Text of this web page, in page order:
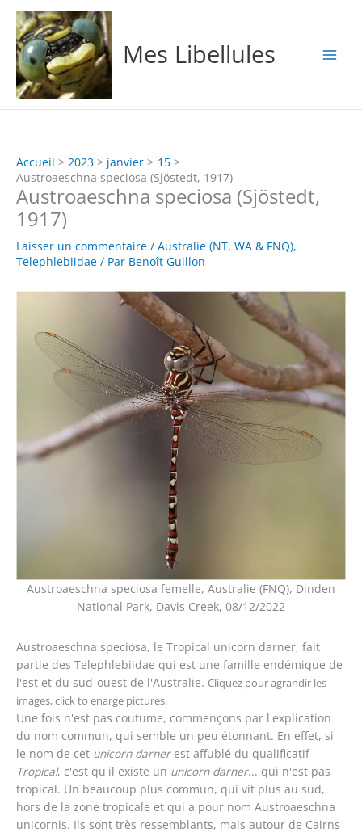
Aller
contenu
Mes Libellules
Accueil 2023 janvier
15
Austroaeschna speciosa (Sjöstedt, 1917)
Austroaeschna speciosa (Sjöstedt,
1917)
Laisser un commentaire / Australie (NT, WA & FNQ),
Telephlebiidae / Par Benoît Guillon
Austroaeschna speciosa femelle, Australie (FNQ), Dinden
National Park, Davis Creek, 08/12/2022
Austroaeschna speciosa, le Tropical unicorn darner, fait
partie des Telephlebiidae qui est une famille endémique de
l'est et du sud-ouest de l'Australie. Cliquez pour agrandir les
images, click to enarge pictures.
Une fois n'est pas coutume, commençons par l'explication
du nom commun, qui semble un peu étonnant. En effet, si
le nom de cet unicorn darnerest affublé du qualificatif
Tropical, c'est qu'il existe un unicorn darner... qui n'est pas
tropical. Un beaucoup plus commun, qui vit plus au sud,
hors de la zone tropicale et qui a pour nom Austroaeschna
unicornis. Ils sont très ressemblants, mais autour de Cairns